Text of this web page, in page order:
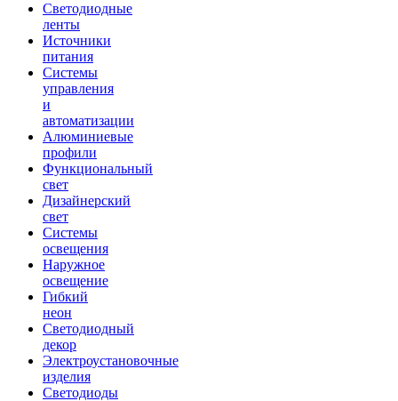
Светодиодные
ленты
Источники
питания
Системы
управления
и
автоматизации
Алюминиевые
профили
Функциональный
свет
Дизайнерский
свет
Системы
освещения
Наружное
освещение
Гибкий
неон
Светодиодный
декор
Электроустановочные
изделия
Светодиоды